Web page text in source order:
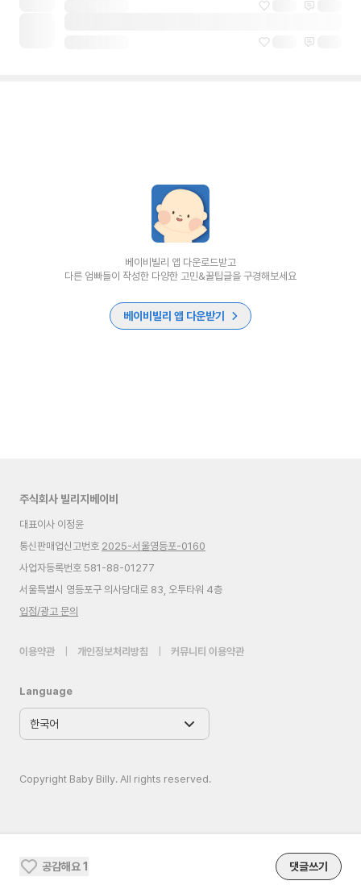
공감해요1 댓글쓰기
베이비빌리 앱 다운로드받고
다른 엄빠들이 작성한 다양한 고민&꿀팁글을 구경해보세요
베이비빌리 앱 다운받기
주식회사 빌리지베이비
대표이사 이정윤
통신판매업신고번호 2025-서울영등포-0160
사업자등록번호 581-88-01277
서울특별시 영등포구 의사당대로 83, 오투타워 4층
입점/광고 문의
이용약관 개인정보처리방침 커뮤니티 이용약관
Language
Copyright Baby Billy. All rights reserved.